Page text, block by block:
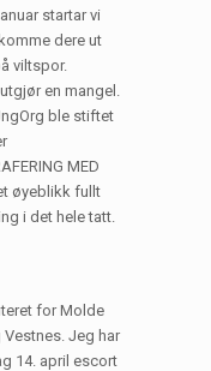
startar vi
dere ut
viltspor.
en mangel.
ble stiftet
MED
øyeblikk fullt
i det hele tatt.
for Molde
Jeg har
14. april escort